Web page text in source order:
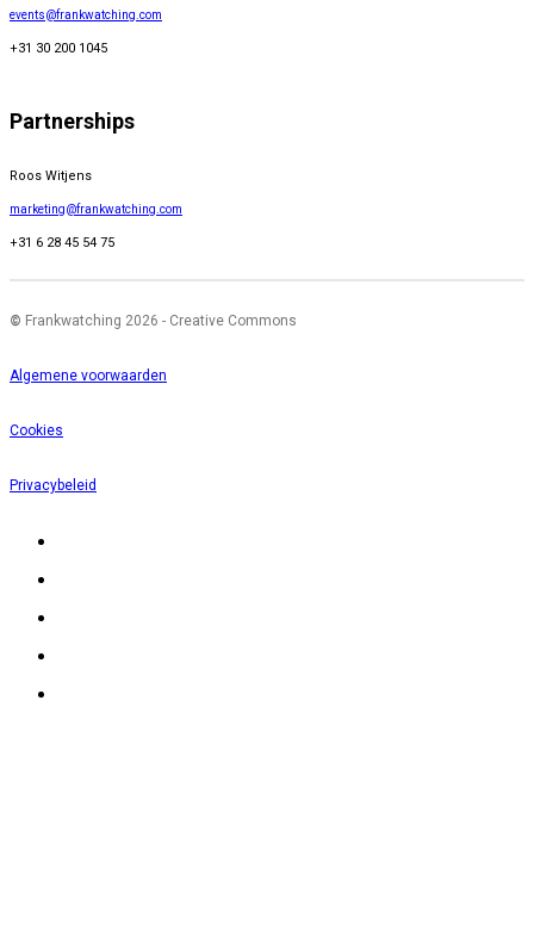
events@frankwatching.com
+31 30 200 1045
Partnerships
Roos Witjens
marketing@frankwatching.com
+31 6 28 45 54 75
© Frankwatching 2026 - Creative Commons
Algemene voorwaarden
Cookies
Privacybeleid